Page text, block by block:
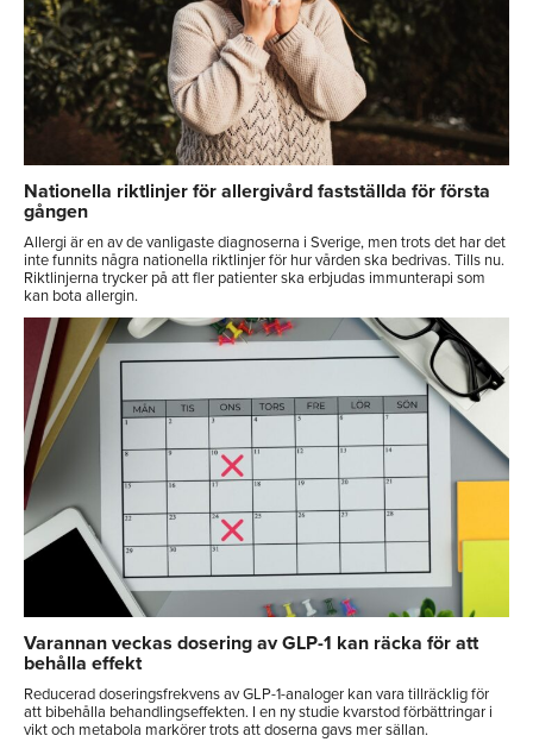
Nationella riktlinjer för allergivård fastställda för första
gången
Allergi är en av de vanligaste diagnoserna i Sverige, men trots det har det
inte funnits några nationella riktlinjer för hur vården ska bedrivas. Tills nu.
Riktlinjerna trycker på att fler patienter ska erbjudas immunterapi som
kan bota allergin.
Varannan veckas dosering av GLP-1 kan räcka för att
behålla effekt
Reducerad doseringsfrekvens av GLP-1-analoger kan vara tillräcklig för
att bibehålla behandlingseffekten. I en ny studie kvarstod förbättringar i
vikt och metabola markörer trots att doserna gavs mer sällan.